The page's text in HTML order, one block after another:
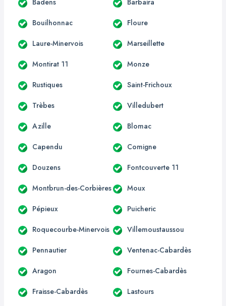
Bouilhonnac Floure
Laure-Minervois Marseillette
Montirat 11 Monze
Rustiques Saint-Frichoux
Trèbes Villedubert
Azille Blomac
Capendu Comigne
Douzens Fontcouverte 11
Montbrun-des-Corbières Moux
Pépieux Puicheric
Roquecourbe-Minervois Villemoustaussou
Pennautier Ventenac-Cabardès
Aragon Fournes-Cabardès
Fraisse-Cabardès Lastours